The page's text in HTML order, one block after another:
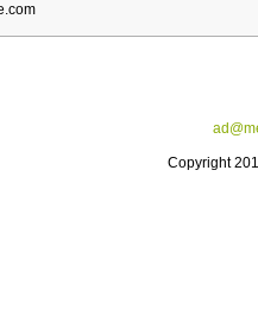
Copyright